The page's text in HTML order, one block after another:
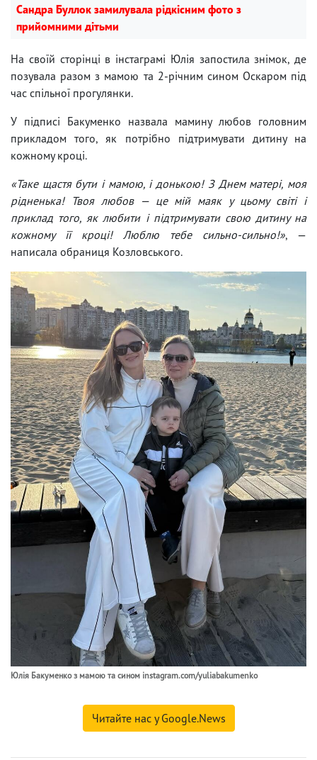
Сандра Буллок замилувала рідкісним фото з
прийомними дітьми
На своїй сторінці в інстаграмі Юлія запостила знімок, де
позувала разом з мамою та 2-річним сином Оскаром під
час спільної прогулянки.
У підписі Бакуменко назвала мамину любов головним
прикладом того, як потрібно підтримувати дитину на
кожному кроці.
«Таке щастя бути і мамою, і донькою! З Днем матері, моя
рідненька! Твоя любов — це мій маяк у цьому світі і
приклад того, як любити і підтримувати свою дитину на
кожному її кроці! Люблю тебе сильно-сильно!», —
написала обраниця Козловського.
Юлія Бакуменко з мамою та сином instagram.com/yuliabakumenko
Читайте нас у Google.News